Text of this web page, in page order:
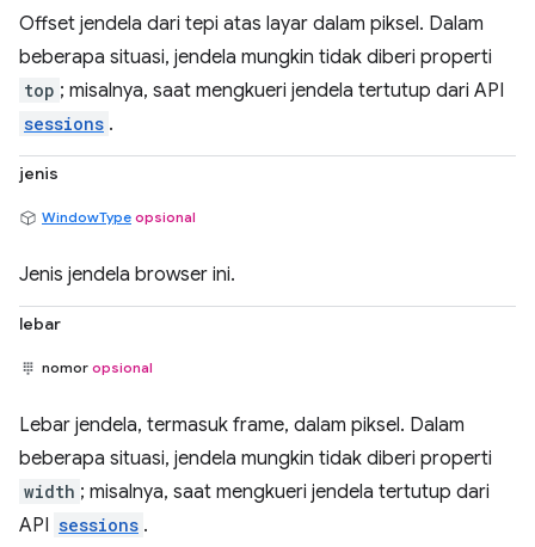
Offset jendela dari tepi atas layar dalam piksel. Dalam
beberapa situasi, jendela mungkin tidak diberi properti
top ; misalnya, saat mengkueri jendela tertutup dari API
sessions .
jenis
WindowType opsional
Jenis jendela browser ini.
lebar
nomor opsional
Lebar jendela, termasuk frame, dalam piksel. Dalam
beberapa situasi, jendela mungkin tidak diberi properti
width ; misalnya, saat mengkueri jendela tertutup dari
API sessions .